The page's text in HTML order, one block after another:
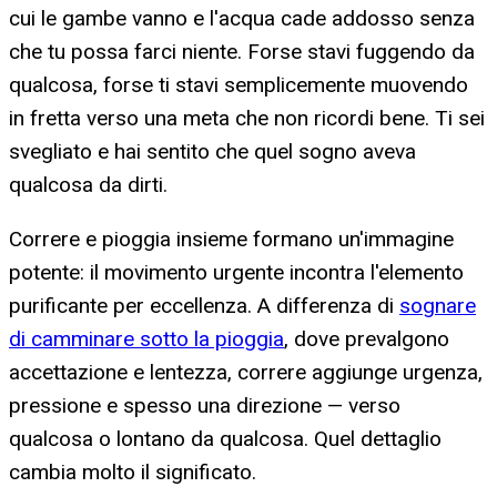
cui le gambe vanno e l'acqua cade addosso senza
che tu possa farci niente. Forse stavi fuggendo da
qualcosa, forse ti stavi semplicemente muovendo
in fretta verso una meta che non ricordi bene. Ti sei
svegliato e hai sentito che quel sogno aveva
qualcosa da dirti.
Correre e pioggia insieme formano un'immagine
potente: il movimento urgente incontra l'elemento
purificante per eccellenza. A differenza di sognare
di camminare sotto la pioggia, dove prevalgono
accettazione e lentezza, correre aggiunge urgenza,
pressione e spesso una direzione — verso
qualcosa o lontano da qualcosa. Quel dettaglio
cambia molto il significato.